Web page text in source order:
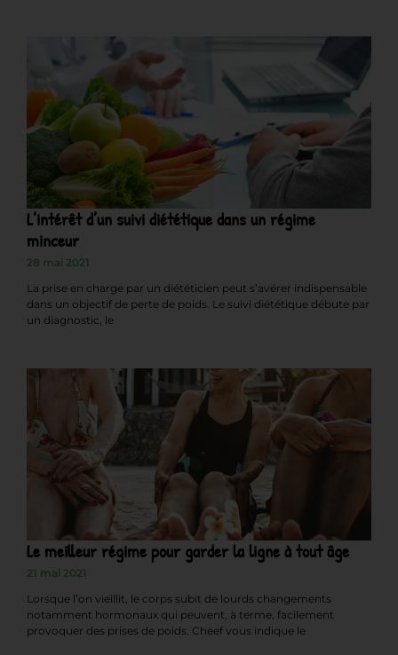
L’intérêt d’un suivi diététique dans un régime
minceur
28 mai 2021
La prise en charge par un diététicien peut s’avérer indispensable
dans un objectif de perte de poids. Le suivi diététique débute par
un diagnostic, le
Le meilleur régime pour garder la ligne à tout âge
21 mai 2021
Lorsque l’on vieillit, le corps subit de lourds changements
notamment hormonaux qui peuvent, à terme, facilement
provoquer des prises de poids. Cheef vous indique le